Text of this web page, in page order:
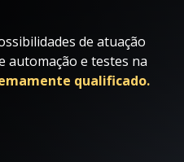
de atuação
automação e testes na
qualificado.